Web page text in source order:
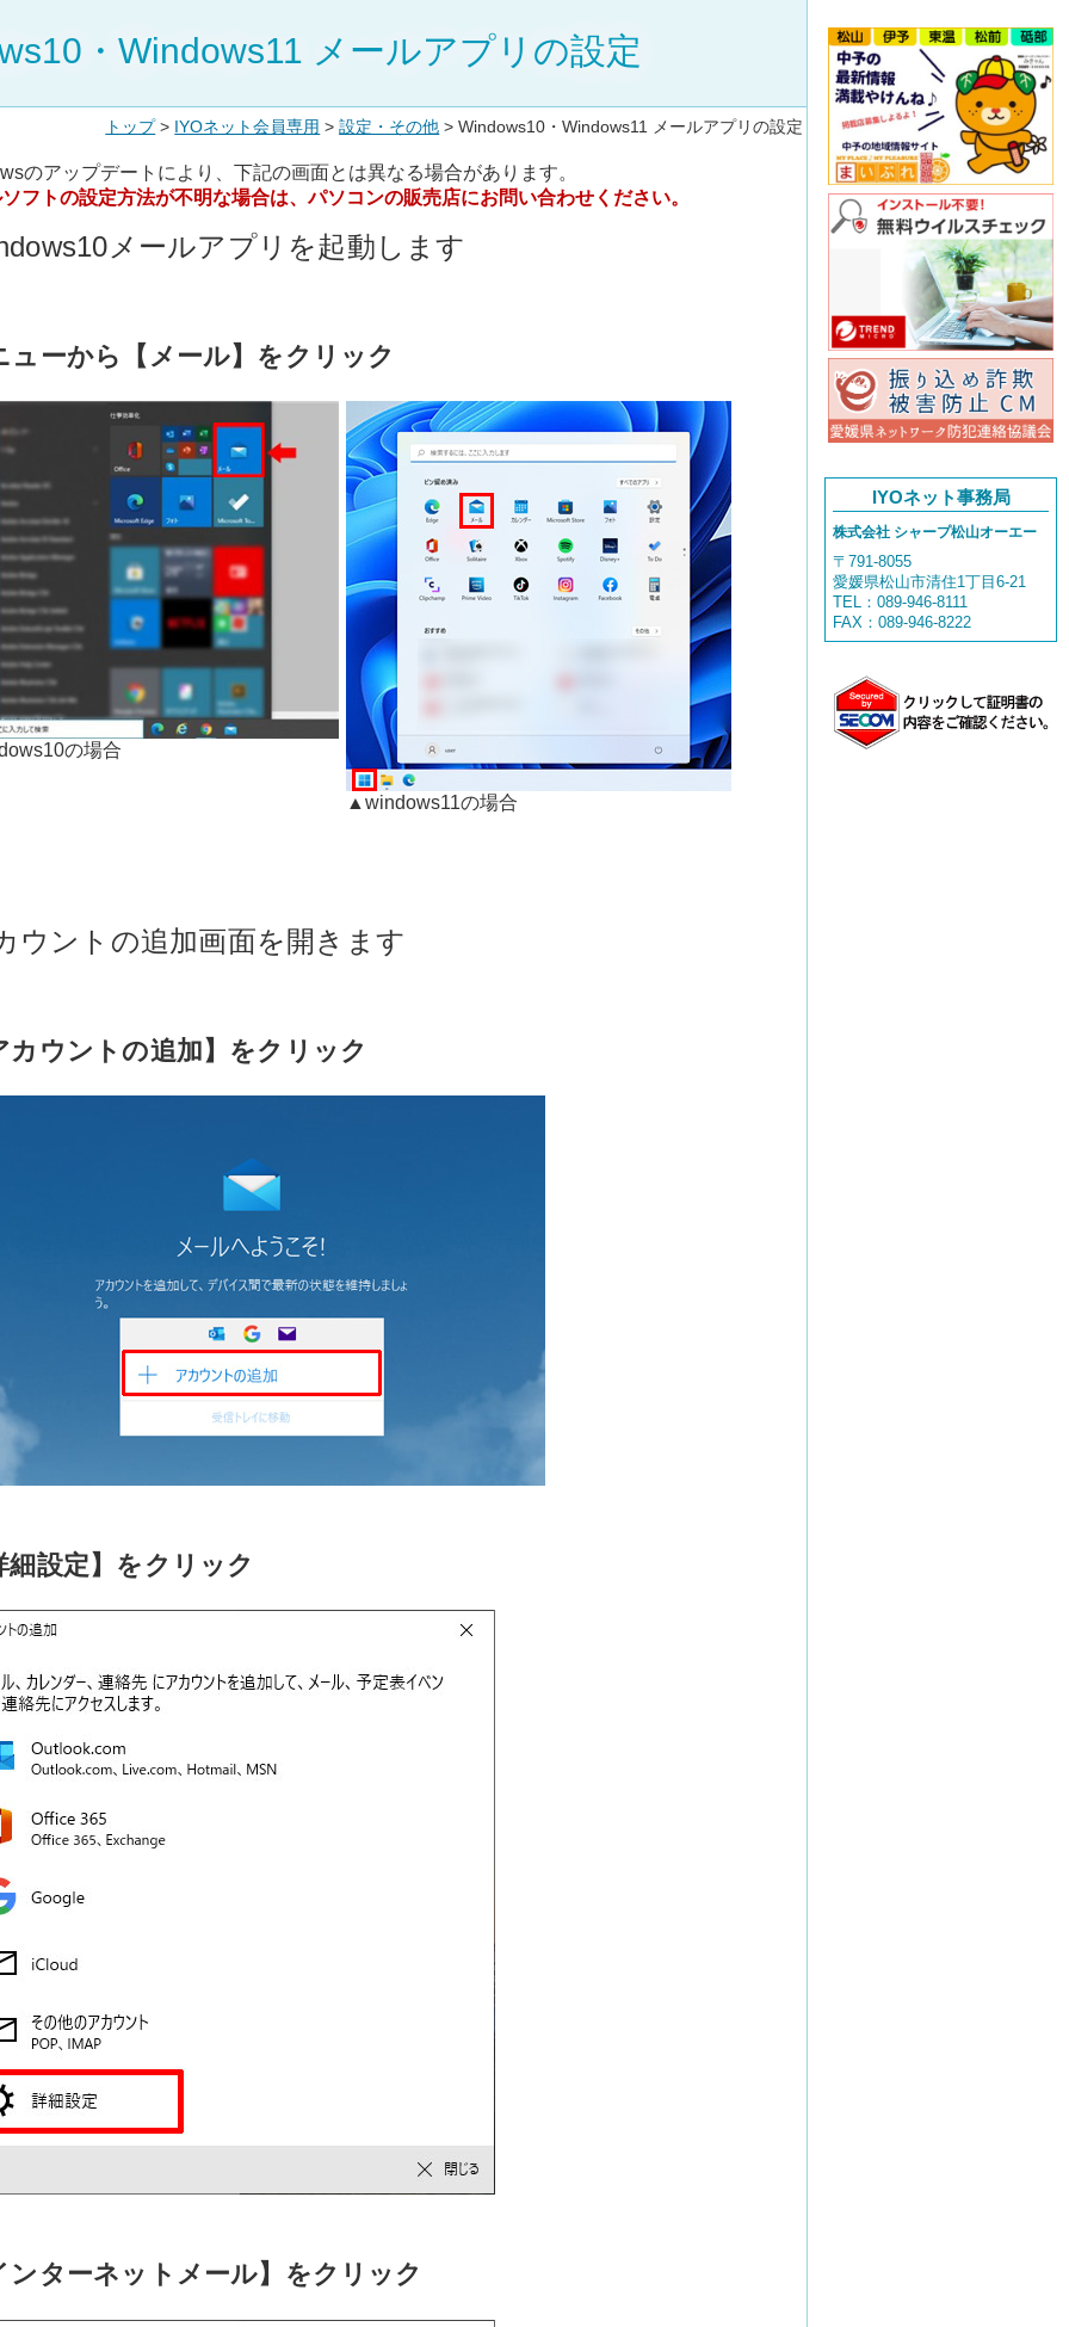
・Windows11 メールアプリの設定
トップ> IYOネット会員専用 >設定・その他 > Windows10・Windows11 メールアプリの設定
のアップデートにより、下記の画面とは異なる場合があります。
フトの設定方法が不明な場合は、パソコンの販売店にお問い合わせください。
メールアプリを起動します
ューから【メール】をクリック
の場合
▲windows11の場合
ウントの追加画面を開きます
カウントの追加】をクリック
細設定】をクリック
ンターネットメール】をクリック
IYOネット事務局
株式会社 シャープ松山オーエー
〒791-8055
愛媛県松山市清住1丁目6-21
TEL：089-946-8111
FAX：089-946-8222